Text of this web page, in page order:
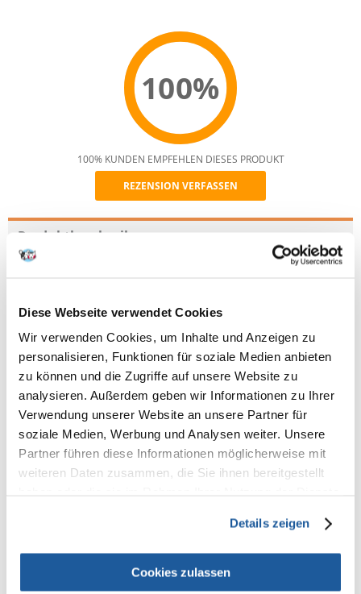
Diese Webseite verwendet Cookies
Wir verwenden Cookies, um Inhalte und Anzeigen zu
personalisieren, Funktionen für soziale Medien anbieten
zu können und die Zugriffe auf unsere Website zu
analysieren. Außerdem geben wir Informationen zu Ihrer
Verwendung unserer Website an unsere Partner für
soziale Medien, Werbung und Analysen weiter. Unsere
Partner führen diese Informationen möglicherweise mit
weiteren Daten zusammen, die Sie ihnen bereitgestellt
Details zeigen
Cookies zulassen
100%
Recommend
100% KUNDEN EMPFEHLEN DIESES PRODUKT
REZENSION VERFASSEN
Produktbeschreibung
Hauptfutter
Hohe Widerstandskraft und Vitalität
Verdauungsfördernd
Details
Höchst nahrhaftes Hauptfutter zur bestmöglichen Ernährung
Niedrigtemperatur-Schonverfahren für größtmöglichen Nährwert und
Vitaminstabilität
Effiziente Futterverwertung für minimale Wasserbelastung